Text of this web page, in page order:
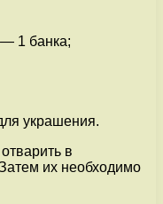
1 банка;
украшения.
в
их необходимо